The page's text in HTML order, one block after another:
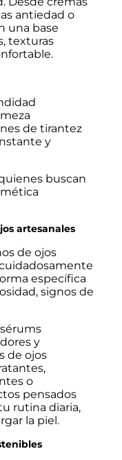
antiedad o
una base
texturas
de tirantez
y
buscan
artesanales
de ojos
específica
signos de
y
de ojos
o
pensados
rutina diaria,
la piel.